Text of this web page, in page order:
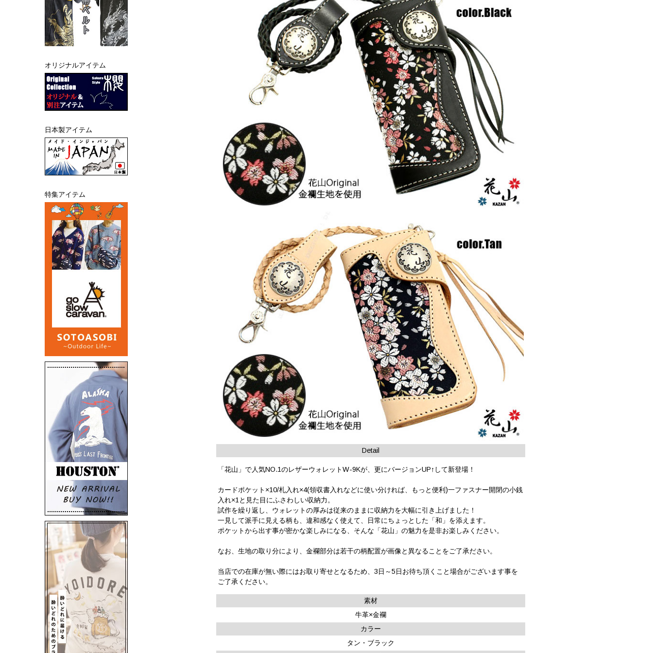
オリジナルアイテム
日本製アイテム
特集アイテム
Detail
「花山」で人気NO.1のレザーウォレットW-9Kが、更にバージョンUP↑して新登場！
カードポケット×10/札入れ×4(領収書入れなどに使い分ければ、もっと便利)一ファスナー開閉の小銭
入れ×1と見た目にふさわしい収納力。
試作を繰り返し、ウォレットの厚みは従来のままに収納力を大幅に引き上げました！
一見して派手に見える柄も、違和感なく使えて、日常にちょっとした「和」を添えます。
ポケットから出す事が密かな楽しみになる、そんな「花山」の魅力を是非お楽しみください。
なお、生地の取り分により、金襴部分は若干の柄配置が画像と異なることをご了承ださい。
当店での在庫が無い際にはお取り寄せとなるため、3日～5日お待ち頂くこと場合がございます事を
ご了承ください。
素材
牛革×金襴
カラー
タン・ブラック